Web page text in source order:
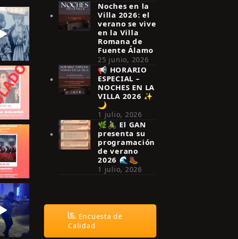
Noches en la
Villa 2026: el
verano se vive
en la Villa
Romana de
Fuente Álamo
25 junio, 2026
📢 HORARIO
ESPECIAL –
NOCHES EN LA
VILLA 2026 ✨
🌙
1 julio, 2026
🌿🚴‍♂️ El GAN
presenta su
programación
de verano
2026 🌊🥾
1 julio, 2026
Encuesta de
Calidad